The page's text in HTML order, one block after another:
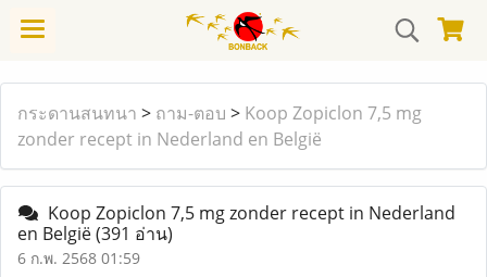
กระดานสนทนา > ถาม-ตอบ > Koop Zopiclon 7,5 mg
zonder recept in Nederland en België
Koop Zopiclon 7,5 mg zonder recept in Nederland
en België(391 อ่าน)
6 ก.พ. 2568 01:59